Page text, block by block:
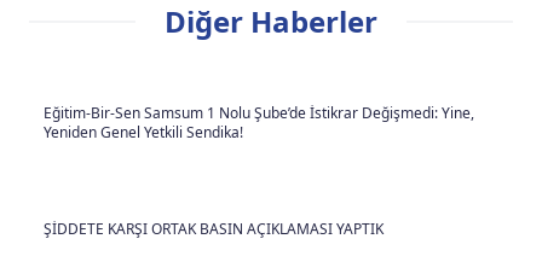
Diğer Haberler
Eğitim-Bir-Sen Samsum 1 Nolu Şube’de İstikrar Değişmedi: Yine,
Yeniden Genel Yetkili Sendika!
ŞİDDETE KARŞI ORTAK BASIN AÇIKLAMASI YAPTIK